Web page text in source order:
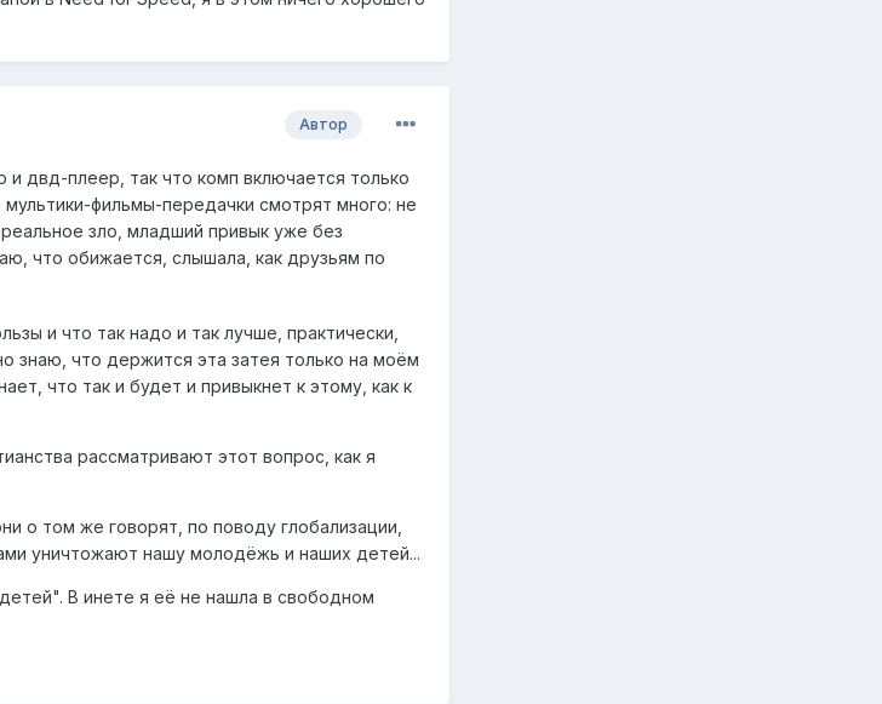
Автор
и двд-плеер, так что комп включается только
фильмы-передачки смотрят много: не
зло, младший привык уже без
что обижается, слышала, как друзьям по
и что так надо и так лучше, практически,
знаю, что держится эта затея только на моём
что так и будет и привыкнет к этому, как к
рассматривают этот вопрос, как я
о том же говорят, по поводу глобализации,
уничтожают нашу молодёжь и наших детей...
В инете я её не нашла в свободном